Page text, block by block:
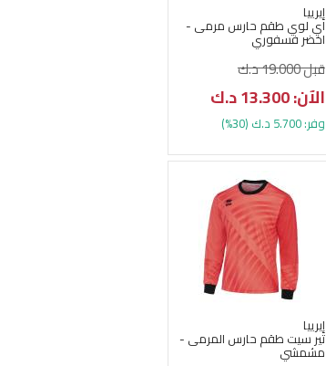
إيرييا
اي لوي طقم حارس مرمى -
اخضر فسفوري
قبل 19.000 د.ك
الآن: 13.300 د.ك
وفر: 5.700 د.ك (30%)
إيرييا
تير سيت طقم حارس المرمى -
مشمشي